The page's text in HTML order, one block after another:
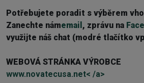
Potřebujete poradit s výběrem
Zanechte námemail , zprávu na
využijte náš chat (modré tlačítko
WEBOVÁ STRÁNKA VÝROBCE
www.novatecusa.net< /a>